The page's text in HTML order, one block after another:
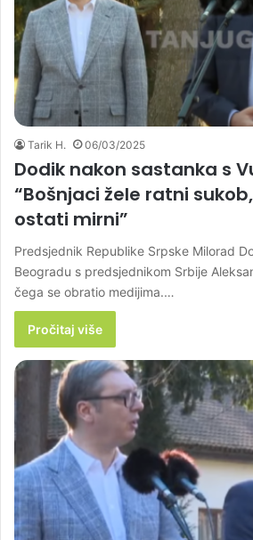
Tarik H. 06/03/2025
Dodik nakon sastanka s
“Bošnjaci žele ratni
ostati mirni”
Predsjednik Republike Srpske Milorad
Beogradu s predsjednikom Srbije
čega se obratio medijima.…
Pročitaj više